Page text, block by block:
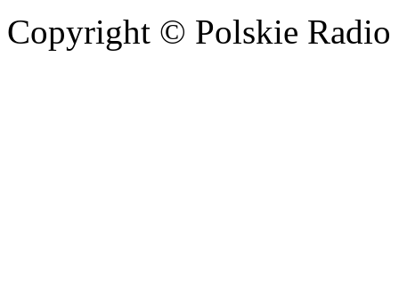
Copyright © Polskie